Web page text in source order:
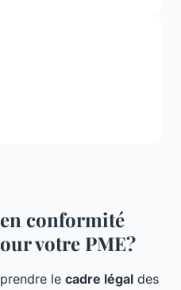
conformité
votre PME?
le cadre légal des